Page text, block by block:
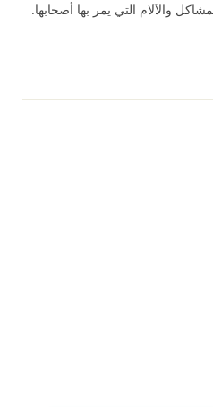
والآلام التي يمر بها أصحابها.